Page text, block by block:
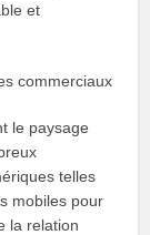
et
commerciaux
le paysage
telles
mobiles pour
la relation